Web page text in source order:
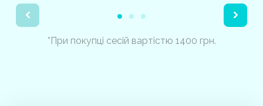
*При покупці сесій вартістю 1400 грн.